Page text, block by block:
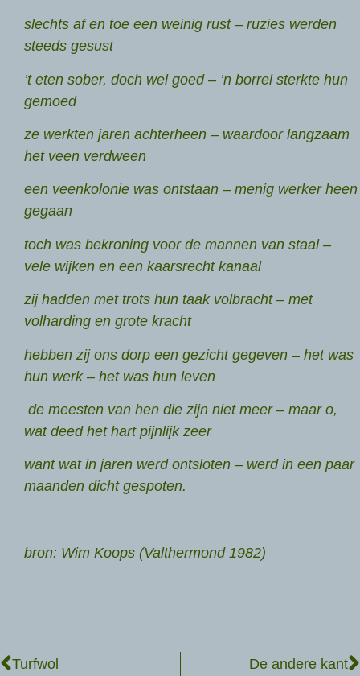
slechts af en toe een weinig rust – ruzies werden
steeds gesust
’t eten sober, doch wel goed – ’n borrel sterkte hun
gemoed
ze werkten jaren achterheen – waardoor langzaam
het veen verdween
een veenkolonie was ontstaan – menig werker heen
gegaan
toch was bekroning voor de mannen van staal –
vele wijken en een kaarsrecht kanaal
zij hadden met trots hun taak volbracht – met
volharding en grote kracht
hebben zij ons dorp een gezicht gegeven – het was
hun werk – het was hun leven
de meesten van hen die zijn niet meer – maar o,
wat deed het hart pijnlijk zeer
want wat in jaren werd ontsloten – werd in een paar
maanden dicht gespoten.
bron: Wim Koops (Valthermond 1982)
Turfwol De andere kant